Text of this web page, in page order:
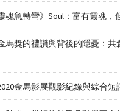
魂急轉彎》Soul：富有靈魂
馬獎的禮讚與背後的隱憂：共
金馬影展觀影紀錄與綜合短